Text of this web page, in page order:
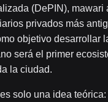
(DePIN),
privados más
objetivo desarrollar
será el primer
la ciudad.
solo una idea